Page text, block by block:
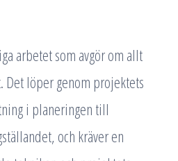
arbetet som avgör om allt
Det löper genom projektets
i planeringen till
och kräver en